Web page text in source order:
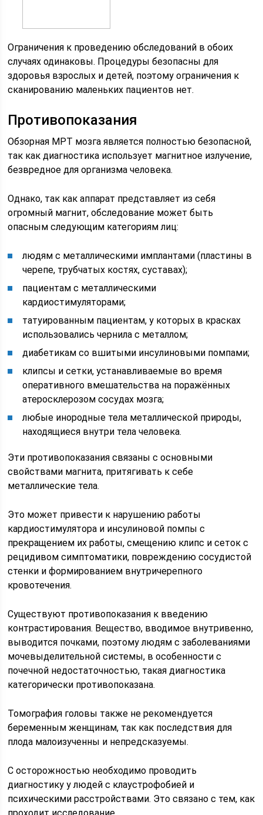
Ограничения к проведению обследований в обоих
случаях одинаковы. Процедуры безопасны для
здоровья взрослых и детей, поэтому ограничения к
сканированию маленьких пациентов нет.
Противопоказания
Обзорная МРТ мозга является полностью безопасной,
так как диагностика использует магнитное излучение,
безвредное для организма человека.
Однако, так как аппарат представляет из себя
огромный магнит, обследование может быть
опасным следующим категориям лиц:
людям с металлическими имплантами (пластины в
черепе, трубчатых костях, суставах);
пациентам с металлическими
кардиостимуляторами;
татуированным пациентам, у которых в красках
использовались чернила с металлом;
диабетикам со вшитыми инсулиновыми помпами;
клипсы и сетки, устанавливаемые во время
оперативного вмешательства на поражённых
атеросклерозом сосудах мозга;
любые инородные тела металлической природы,
находящиеся внутри тела человека.
Эти противопоказания связаны с основными
свойствами магнита, притягивать к себе
металлические тела.
Это может привести к нарушению работы
кардиостимулятора и инсулиновой помпы с
прекращением их работы, смещению клипс и сеток с
рецидивом симптоматики, повреждению сосудистой
стенки и формированием внутричерепного
кровотечения.
Существуют противопоказания к введению
контрастирования. Вещество, вводимое внутривенно,
выводится почками, поэтому людям с заболеваниями
мочевыделительной системы, в особенности с
почечной недостаточностью, такая диагностика
категорически противопоказана.
Томография головы также не рекомендуется
беременным женщинам, так как последствия для
плода малоизученны и непредсказуемы.
С осторожностью необходимо проводить
диагностику у людей с клаустрофобией и
психическими расстройствами. Это связано с тем, как